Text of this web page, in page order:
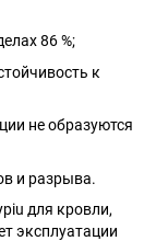
86 %;
к
не образуются
и разрыва.
для кровли,
эксплуатации